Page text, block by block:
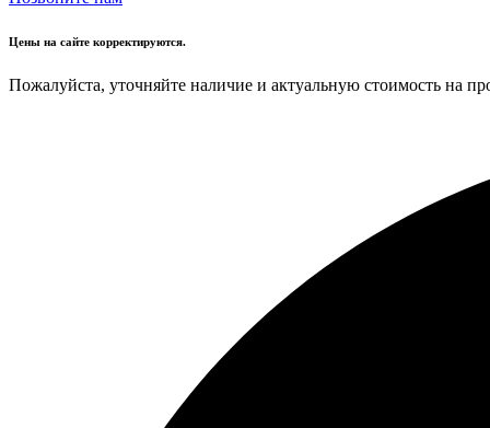
Цены на сайте корректируются.
Пожалуйста, уточняйте наличие и актуальную стоимость на